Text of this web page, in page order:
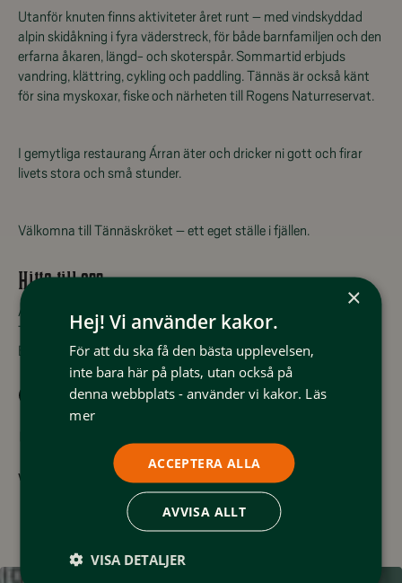
Utanför knuten finns aktiviteter året runt – med vindskyddad
alpin skidåkning i fyra väderstreck, för både barnfamiljen och den
erfarna åkaren, längd- och skoterspår. Sommartid erbjuds
vandring, klättring, cykling och paddling. Tännäs är också känt
för sina myskoxar, fiske och närheten till Rogens Naturreservat.
I gemytliga restaurang Árran äter och dricker ni gott och firar
livets stora och små stunder.
Välkomna till Tännäskröket – ett eget ställe i fjällen.
Hitta till oss
Adress: Karl Johans väg, 840 94 Tännäs
Telefon: 0684-24 000
E-post:
bokning@tannaskroket.se
Tännäskröket
www.tannaskroket.se
×
Hej! Vi använder kakor.
För att du ska få den bästa upplevelsen,
inte bara här på plats, utan också på
denna webbplats - använder vi kakor. Läs
mer
ACCEPTERA ALLA
AVVISA ALLT
VISA DETALJER